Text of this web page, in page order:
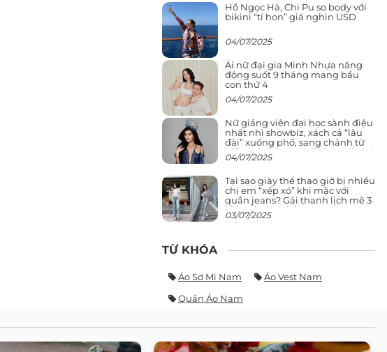
Hồ Ngọc Hà, Chi Pu so body với
bikini “tí hon” giá nghìn USD
04/07/2025
Ái nữ đại gia Minh Nhựa năng
động suốt 9 tháng mang bầu
con thứ 4
04/07/2025
Nữ giảng viên đại học sành điệu
nhất nhì showbiz, xách cả “lâu
đài” xuống phố, sang chảnh từ
giảng đường ra phố khó ai đọ lại
04/07/2025
Tại sao giày thể thao giờ bị nhiều
chị em “xếp xó” khi mặc với
quần jeans? Gái thanh lịch mê 3
kiểu này hơn hẳn
03/07/2025
TỪ KHÓA
Áo Sơ Mi Nam
Áo Vest Nam
Quần Áo Nam